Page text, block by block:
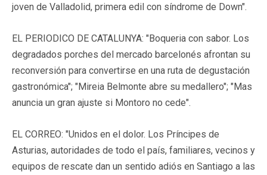
joven de Valladolid, primera edil con síndrome de Down".
EL PERIODICO DE CATALUNYA: "Boqueria con sabor. Los
degradados porches del mercado barcelonés afrontan su
reconversión para convertirse en una ruta de degustación
gastronómica"; "Mireia Belmonte abre su medallero"; "Mas
anuncia un gran ajuste si Montoro no cede".
EL CORREO: "Unidos en el dolor. Los Príncipes de
Asturias, autoridades de todo el país, familiares, vecinos y
equipos de rescate dan un sentido adiós en Santiago a las